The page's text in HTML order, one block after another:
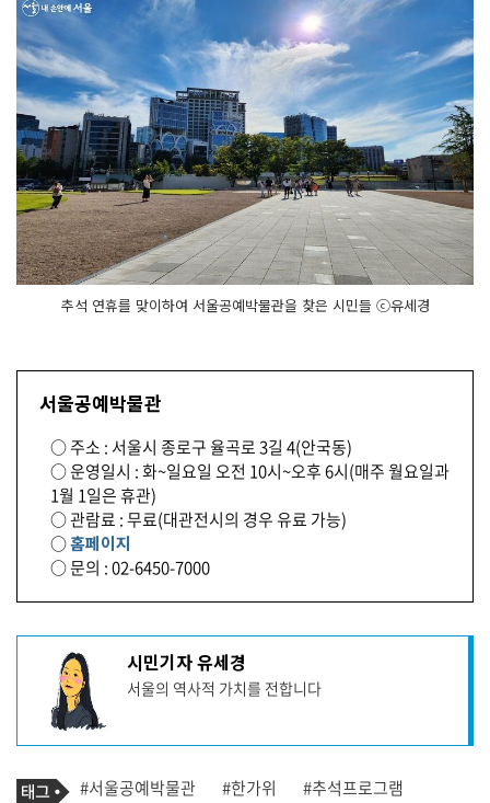
추석 연휴를 맞이하여 서울공예박물관을 찾은 시민들 ⓒ유세경
서울공예박물관
○ 주소 : 서울시 종로구 율곡로 3길 4(안국동)
○ 운영일시 : 화~일요일 오전 10시~오후 6시(매주 월요일과
1월 1일은 휴관)
○ 관람료 : 무료(대관전시의 경우 유료 가능)
○홈페이지
○ 문의 : 02-6450-7000
프
필
시민기자 유세경
서울의 역사적 가치를 전합니다
기
사
태 #서울공예박물관 #한가위
#추석프로그램